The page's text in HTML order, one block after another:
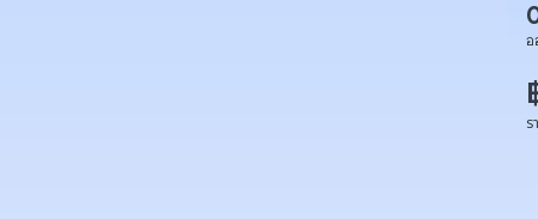
อ